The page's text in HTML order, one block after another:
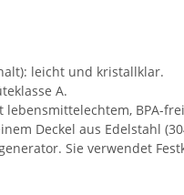
leicht und kristallklar.
A.
BPA-
Deckel aus Edelstahl
Sie verwendet